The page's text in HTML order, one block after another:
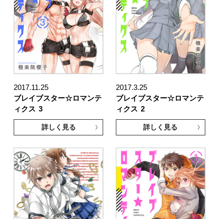
2017.11.25
ブレイブスター☆ロマンテ
ィクス 3
詳しく見る
2017.3.25
ブレイブスター☆ロマンテ
ィクス 2
詳しく見る